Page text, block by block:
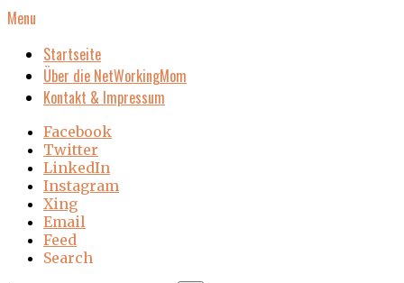
Menu
Startseite
Über die NetWorkingMom
Kontakt & Impressum
Facebook
Twitter
LinkedIn
Instagram
Xing
Email
Feed
Search